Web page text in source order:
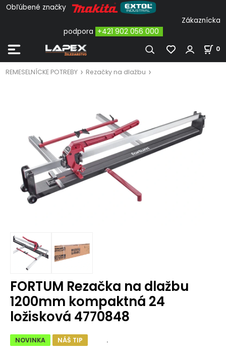
Obľúbené značky
Zákaznícka
podpora +421 902 056 000
0
REMESELNÍCKE POTREBY Rezačky na dlažbu
FORTUM Rezačka na dlažbu
1200mm kompaktná 24
ložisková 4770848
NOVINKA NÁŠ TIP .